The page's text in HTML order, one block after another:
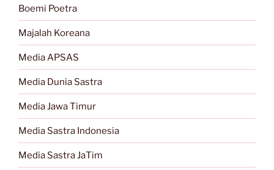
Boemi Poetra
Majalah Koreana
Media APSAS
Media Dunia Sastra
Media Jawa Timur
Media Sastra Indonesia
Media Sastra JaTim